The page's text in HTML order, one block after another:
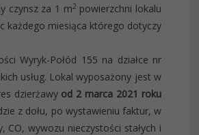
czynsz za 1 m2 powierzchni lokalu
każdego miesiąca którego dotyczy
Wyryk-Połód 155 na działce nr
usług. Lokal wyposażony jest w
dzierżawy od 2 marca 2021 roku
z dołu, po wystawieniu faktur, w
wywozu nieczystości stałych i